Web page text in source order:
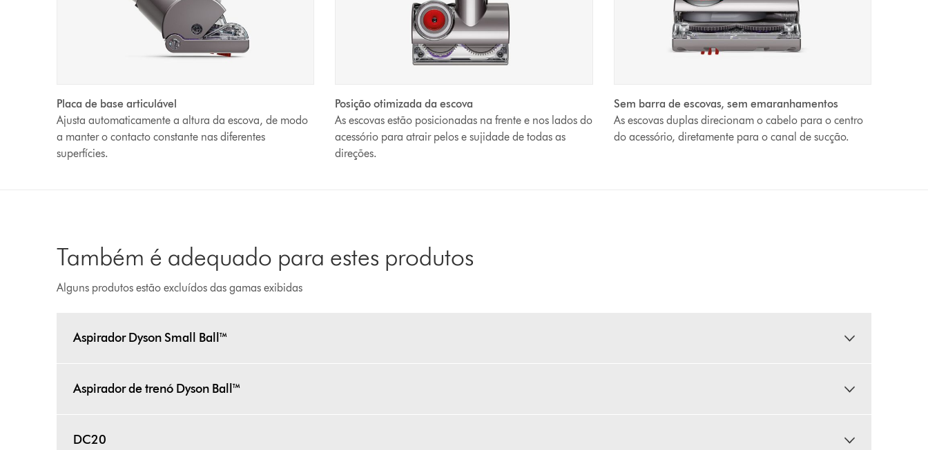
Placa de base articulável
Ajusta automaticamente a altura da escova, de modo
a manter o contacto constante nas diferentes
superfícies.
Posição otimizada da escova
As escovas estão posicionadas na frente e nos lados do
acessório para atrair pelos e sujidade de todas as
direções.
Sem barra de escovas, sem emaranhamentos
As escovas duplas direcionam o cabelo para o centro
do acessório, diretamente para o canal de sucção.
Também é adequado para estes produtos
Alguns produtos estão excluídos das gamas exibidas
Aspirador Dyson Small Ball™
Aspirador de trenó Dyson Ball™
DC20